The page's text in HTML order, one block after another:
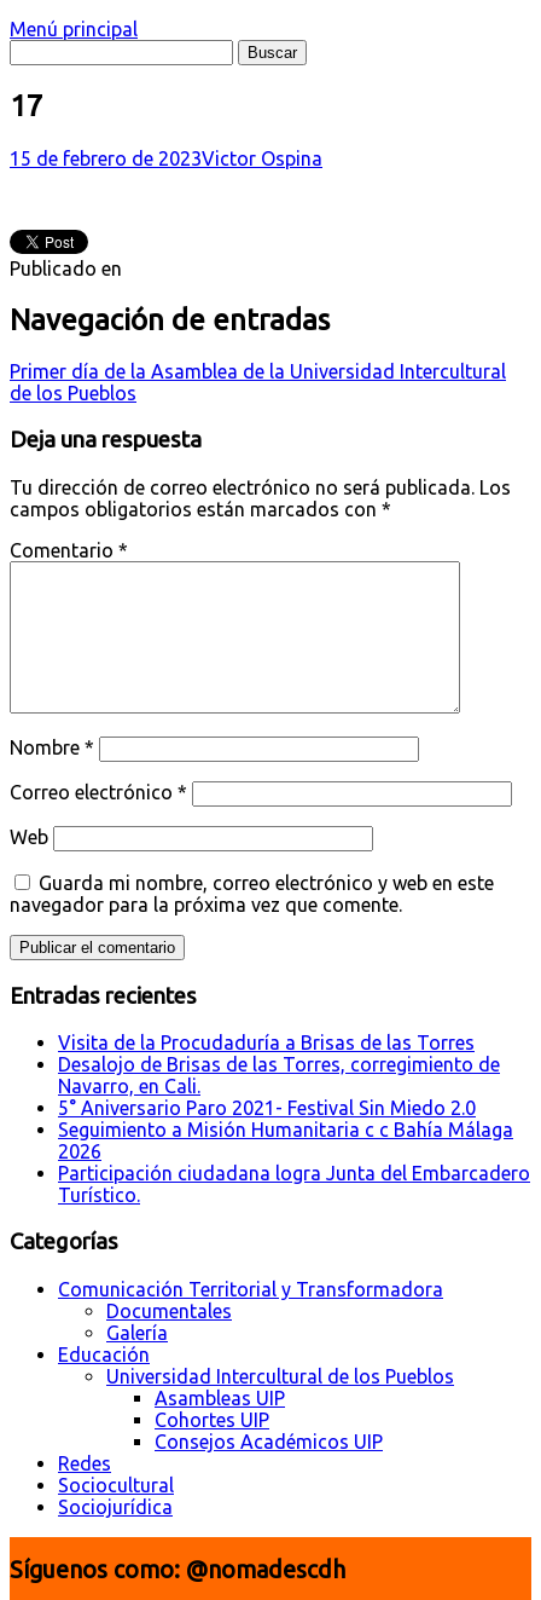
Menú principal
17
15 de febrero de 2023Victor Ospina
Publicado en
Navegación de entradas
Primer día de la Asamblea de la Universidad Intercultural
de los Pueblos
Deja una respuesta
Tu dirección de correo electrónico no será publicada. Los
campos obligatorios están marcados con *
Comentario *
Nombre *
Correo electrónico *
Web
Guarda mi nombre, correo electrónico y web en este
navegador para la próxima vez que comente.
Entradas recientes
Visita de la Procudaduría a Brisas de las Torres
Desalojo de Brisas de las Torres, corregimiento de
Navarro, en Cali.
5° Aniversario Paro 2021- Festival Sin Miedo 2.0
Seguimiento a Misión Humanitaria c c Bahía Málaga
2026
Participación ciudadana logra Junta del Embarcadero
Turístico.
Categorías
Comunicación Territorial y Transformadora
Documentales
Galería
Educación
Universidad Intercultural de los Pueblos
Asambleas UIP
Cohortes UIP
Consejos Académicos UIP
Redes
Sociocultural
Sociojurídica
Síguenos como: @nomadescdh